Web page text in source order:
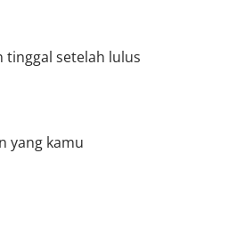
tinggal setelah lulus
yang kamu